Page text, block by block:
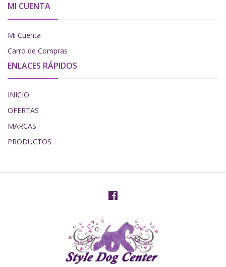
MI CUENTA
Mi Cuenta
Carro de Compras
ENLACES RÁPIDOS
INICIO
OFERTAS
MARCAS
PRODUCTOS